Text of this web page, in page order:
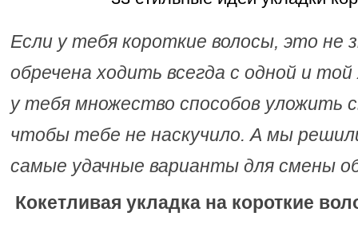
Если у тебя короткие волосы, это не
обречена ходить всегда с одной и
у тебя множество способов уложить
чтобы тебе не наскучило. А мы
самые удачные варианты для смены
Кокетливая укладка на короткие